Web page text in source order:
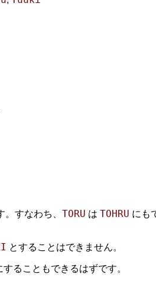
すなわち、 TORU は TOHRU にも
とすることはできません。
することもできるはずです。